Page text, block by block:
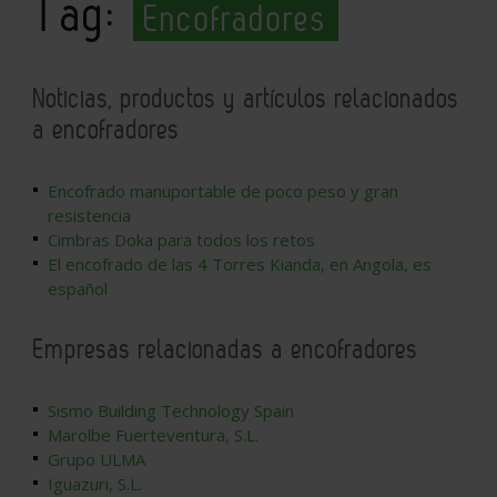
Tag: Encofradores
Noticias, productos y artículos relacionados
a encofradores
Encofrado manuportable de poco peso y gran
resistencia
Cimbras Doka para todos los retos
El encofrado de las 4 Torres Kianda, en Angola, es
español
Empresas relacionadas a encofradores
Sismo Building Technology Spain
Marolbe Fuerteventura, S.L.
Grupo ULMA
Iguazuri, S.L.